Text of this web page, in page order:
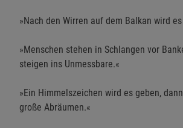
»Nach den Wirren auf dem Balkan wird
»Menschen stehen in Schlangen vor
steigen ins Unmessbare.«
»Ein Himmelszeichen wird es geben,
große Abräumen.«